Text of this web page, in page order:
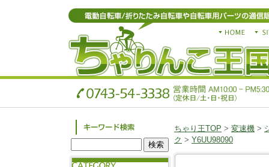
ちゃり王TOP > 変速機 >
ク > Y6UU98090